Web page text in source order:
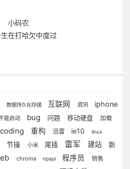
小码农
在打哈欠中度过
数据持久化存储 互联网 资讯
iphone
能启动 bug 问题 移动硬盘 加载
coding 重构 迅雷 ie10 linux
节操 小米 尾插 雷军 建站
新
chrome npapi 程序员 销售